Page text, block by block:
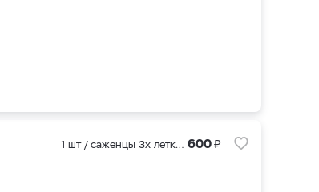
1 шт / саженцы 3х летки (ЗКС ) 600₽